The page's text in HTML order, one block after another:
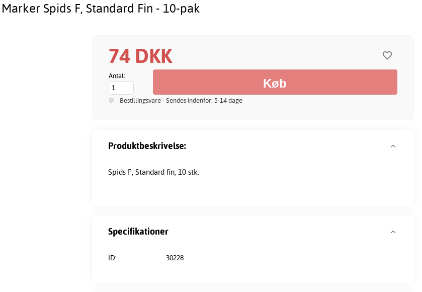
Spids F, Standard Fin - 10-pak
74 DKK
Antal:
Bestillingsvare - Sendes indenfor: 5-14 dage
Produktbeskrivelse:
Spids F, Standard fin, 10 stk.
Specifikationer
ID: 30228